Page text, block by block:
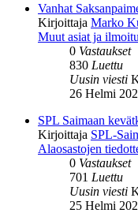
Vanhat
Kirjoittaja Marko
Muut asiat ja
0 Vastaukset
830 Luettu
Uusin viesti
26 Helmi
SPL Saimaan
Kirjoittaja SPL-
Alaosastojen
0 Vastaukset
701 Luettu
Uusin viesti
25 Helmi